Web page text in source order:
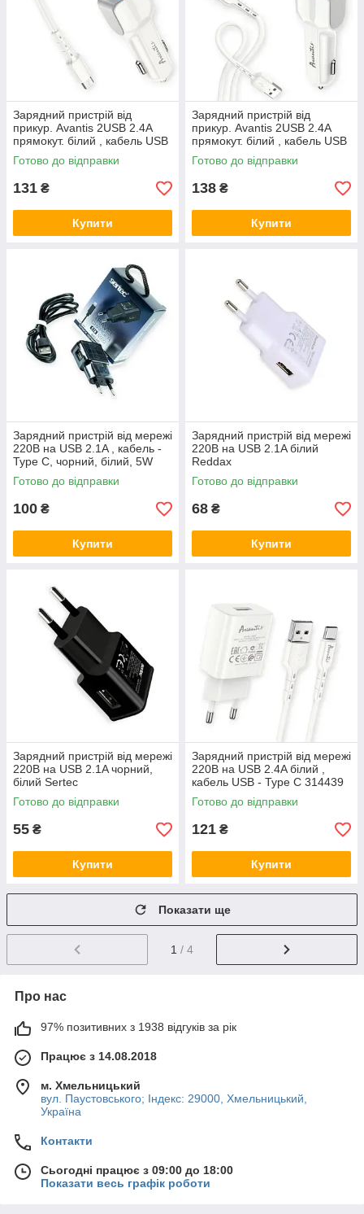
Зарядний пристрій від
прикур. Avantis 2USB 2.4А
прямокут. білий , кабель USB
- Micro USB Євро
Готово до відправки
131 ₴
Купити
Зарядний пристрій від
прикур. Avantis 2USB 2.4А
прямокут. білий , кабель USB
- Type C Євро
Готово до відправки
138 ₴
Купити
Зарядний пристрій від мережі
220В на USB 2.1A , кабель -
Type C, чорний, білий, 5W
Sertec
Готово до відправки
100 ₴
Купити
Зарядний пристрій від мережі
220В на USB 2.1A білий
Reddax
Готово до відправки
68 ₴
Купити
Зарядний пристрій від мережі
220В на USB 2.1A чорний,
білий Sertec
Готово до відправки
55 ₴
Купити
Зарядний пристрій від мережі
220В на USB 2.4A білий ,
кабель USB - Type C 314439
Готово до відправки
121 ₴
Купити
Показати ще
1 / 4
Про нас
97% позитивних з 1938 відгуків за рік
Працює з 14.08.2018
м. Хмельницький
вул. Паустовського; Індекс: 29000, Хмельницький,
Україна
Контакти
Сьогодні працює з 09:00 до 18:00
Показати весь графік роботи